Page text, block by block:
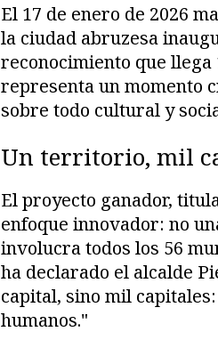
El 17 de enero de 2026
la ciudad abruzesa
reconocimiento que llega
representa un momento
sobre todo cultural y
Un territorio, mil
El proyecto ganador,
enfoque innovador: no
involucra todos los 56
ha declarado el alcalde
capital, sino mil
humanos."